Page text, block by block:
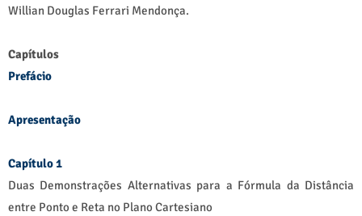
Willian Douglas Ferrari Mendonça.
Capítulos
Prefácio
Apresentação
Capítulo 1
Duas Demonstrações Alternativas para a Fórmula da Distância
entre Ponto e Reta no Plano Cartesiano